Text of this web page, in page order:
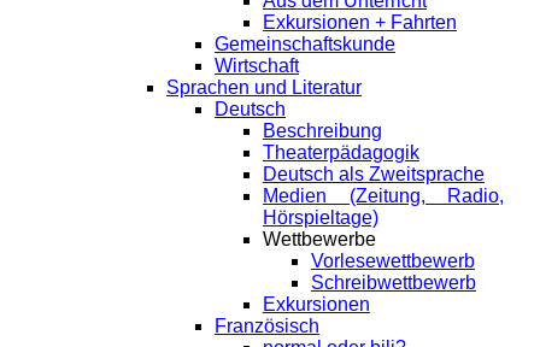
Exkursionen + Fahrten
Gemeinschaftskunde
Wirtschaft
Sprachen und Literatur
Deutsch
Beschreibung
Theaterpädagogik
Deutsch als Zweitsprache
Medien (Zeitung, Radio,
Hörspieltage)
Wettbewerbe
Vorlesewettbewerb
Schreibwettbewerb
Exkursionen
Französisch